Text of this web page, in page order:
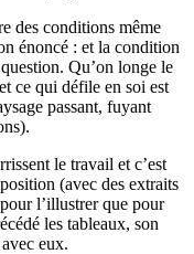
des conditions même
énoncé : et la condition
Qu’on longe le
ce qui défile en soi est
passant, fuyant
le travail et c’est
(avec des extraits
l’illustrer que pour
les tableaux, son
eux.